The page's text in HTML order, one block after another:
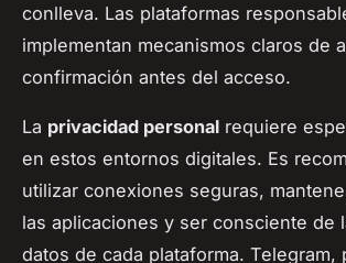
conlleva. Las plataformas
implementan mecanismos claros de
confirmación antes del acceso.
La privacidad personal requiere
en estos entornos digitales. Es
utilizar conexiones seguras,
las aplicaciones y ser consciente de
datos de cada plataforma. Telegram,